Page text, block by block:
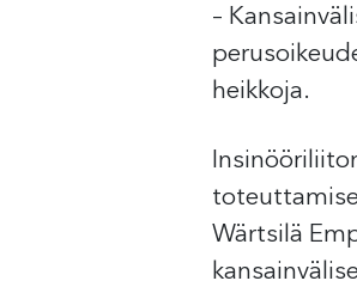
–
heikkoja.
Wärtsilä